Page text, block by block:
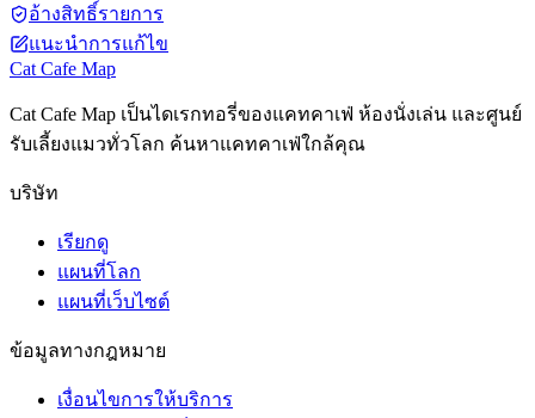
อ้างสิทธิ์รายการ
แนะนำการแก้ไข
Cat Cafe Map
Cat Cafe Map เป็นไดเรกทอรี่ของแคทคาเฟ่ ห้องนั่งเล่น และศูนย์
รับเลี้ยงแมวทั่วโลก ค้นหาแคทคาเฟ่ใกล้คุณ
บริษัท
เรียกดู
แผนที่โลก
แผนที่เว็บไซต์
ข้อมูลทางกฎหมาย
เงื่อนไขการให้บริการ